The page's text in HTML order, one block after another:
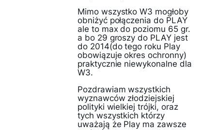
Mimo wszystko W3 mogłoby
obniżyć połączenia do PLAY
ale to max do poziomu 65 gr.
a bo 29 groszy do PLAY jest
do 2014(do tego roku Play
obowiązuje okres ochronny)
praktycznie niewykonalne dla
W3.
Pozdrawiam wszystkich
wyznawców złodziejskiej
polityki wielkiej trójki, oraz
tych wszystkich którzy
uważają że Play ma zawsze